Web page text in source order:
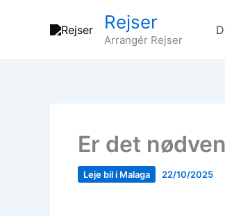
Rejser
Arrangér Rejser
Er det
Leje bil i Malaga 22/10/2025